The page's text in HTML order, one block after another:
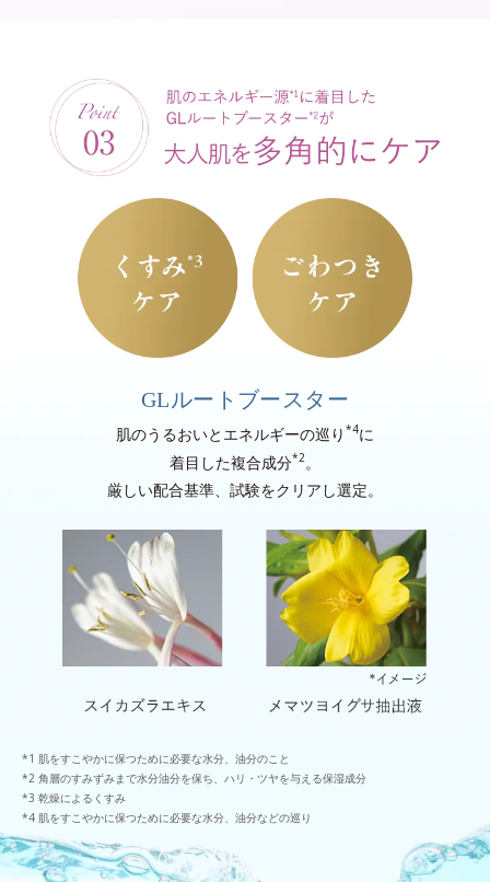
GLルートブースター
肌のうるおいとエネルギーの巡り *4に
着目した複合成分*2。
厳しい配合基準、試験をクリアし選定。
肌をすこやかに保つために必要な水分、油分のこと
角層のすみずみまで水分油分を保ち、ハリ・ツヤを与える保湿成分
乾燥によるくすみ
肌をすこやかに保つために必要な水分、油分などの巡り